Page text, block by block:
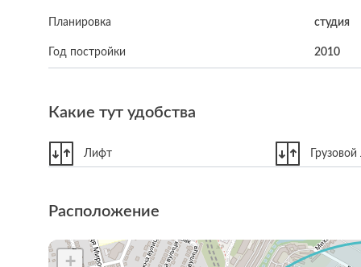
Планировка студия
Год постройки 2010
Какие тут удобства
Лифт
Расположение
+